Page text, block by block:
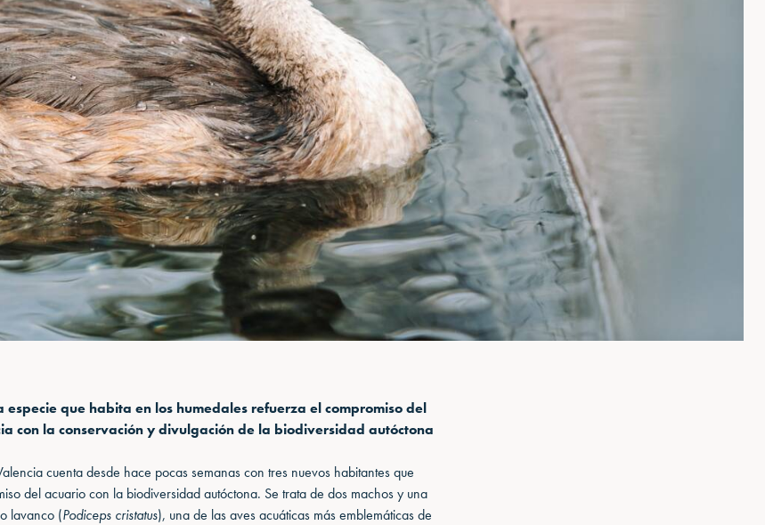
especie que habita en los humedales refuerza el compromiso del
con la conservación y divulgación de la biodiversidad autóctona
cuenta desde hace pocas semanas con tres nuevos habitantes que
del acuario con la biodiversidad autóctona. Se trata de dos machos y una
lavanco (Podiceps cristatus), una de las aves acuáticas más emblemáticas de